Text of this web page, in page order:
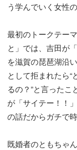
う学んでいく女性
最初のトークテー
と」では、吉田が
を滋賀の琵琶湖沿
として拒まれたら
るの？”と言った
が「サイテー！！
の話だからガチで
既婚者のともちゃ